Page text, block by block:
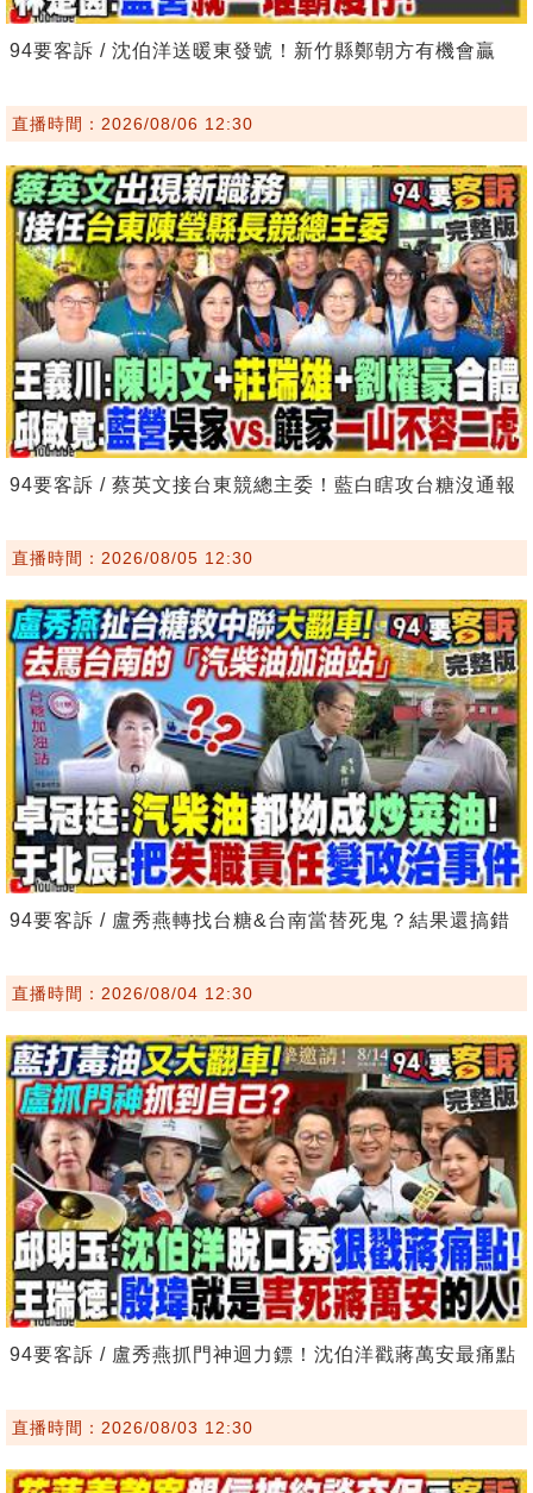
94要客訴 / 沈伯洋送暖東發號！新竹縣鄭朝方有機會贏
直播時間：2026/08/06 12:30
94要客訴 / 蔡英文接台東競總主委！藍白瞎攻台糖沒通報
直播時間：2026/08/05 12:30
94要客訴 / 盧秀燕轉找台糖&台南當替死鬼？結果還搞錯
直播時間：2026/08/04 12:30
94要客訴 / 盧秀燕抓門神迴力鏢！沈伯洋戳蔣萬安最痛點
直播時間：2026/08/03 12:30